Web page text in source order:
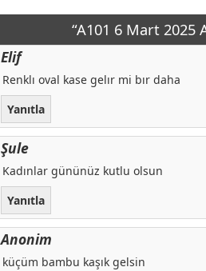
“A101 6 Mart
Elif
Renklı oval kase gelır mi bır daha
Yanıtla
Şule
Kadınlar gününüz kutlu olsun
Yanıtla
Anonim
küçüm bambu kaşık gelsin